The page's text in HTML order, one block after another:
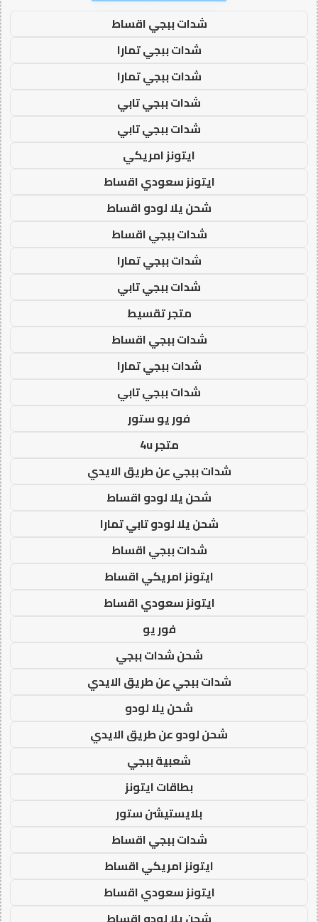
شدات ببجي اقساط
شدات ببجي تمارا
شدات ببجي تمارا
شدات ببجي تابي
شدات ببجي تابي
ايتونز امريكي
ايتونز سعودي اقساط
شحن يلا لودو اقساط
شدات ببجي اقساط
شدات ببجي تمارا
شدات ببجي تابي
متجر تقسيط
شدات ببجي اقساط
شدات ببجي تمارا
شدات ببجي تابي
فور يو ستور
متجر 4u
شدات ببجي عن طريق الايدي
شحن يلا لودو اقساط
شحن يلا لودو تابي تمارا
شدات ببجي اقساط
ايتونز امريكي اقساط
ايتونز سعودي اقساط
فور يو
شحن شدات ببجي
شدات ببجي عن طريق الايدي
شحن يلا لودو
شحن لودو عن طريق الايدي
شعبية ببجي
بطاقات ايتونز
بلايستيشن ستور
شدات ببجي اقساط
ايتونز امريكي اقساط
ايتونز سعودي اقساط